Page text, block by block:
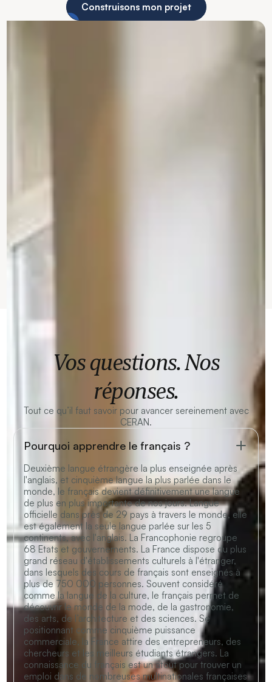
Construisons mon projet
Vos questions. Nos
réponses.
Tout ce qu’il faut savoir pour avancer sereinement avec
CERAN.
Pourquoi apprendre le français ?
Deuxième langue étrangère la plus enseignée après
l'anglais, et cinquième langue la plus parlée dans le
monde, le français devient définitivement une langue
de plus en plus importante de nos jours. Langue
officielle dans près de 29 pays à travers le monde, elle
est également la seule langue parlée sur les 5
continents, avec l'anglais. La Francophonie regroupe
68 Etats et gouvernements. La France dispose du plus
grand réseau d'établissements culturels à l'étranger,
dans lesquels des cours de français sont enseignés à
plus de 750 000 personnes. Souvent considéré
comme la langue de la culture, le français permet de
découvrir le monde de la mode, de la gastronomie,
des arts, de l’architecture et des sciences. Se
positionnant comme cinquième puissance
commerciale, la France attire des entrepreneurs, des
chercheurs et les meilleurs étudiants étrangers. La
connaissance du français est un atout pour trouver un
emploi dans de nombreuses multinationales françaises